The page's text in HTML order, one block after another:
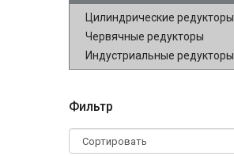
Цилиндрические редукторы
Червячные редукторы
Индустриальные редукторы
Фильтр